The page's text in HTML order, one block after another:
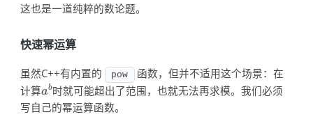
这也是一道纯粹的数论题。
快速幂运算
虽然C++有内置的 pow
函数，但并不适用这个场景：在
计算ab
ab时就可能超出了范围，也就无法再求模。我们必须
写自己的幂运算函数。